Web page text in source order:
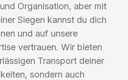
Organisation, aber mit
Siegen kannst du dich
und auf unsere
vertrauen. Wir bieten
Transport deiner
sondern auch